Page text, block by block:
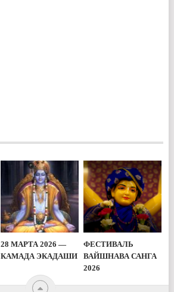
28 МАРТА 2026 —
КАМАДА ЭКАДАШИ
ФЕСТИВАЛЬ
ВАЙШНАВА САНГА
2026